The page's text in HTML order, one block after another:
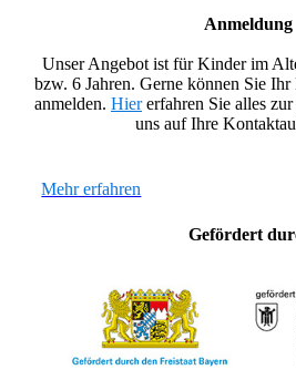
Anmeldung
Unser Angebot ist für Kinder im
bzw. 6 Jahren. Gerne können Sie
anmelden. Hiererfahren Sie alles
uns auf Ihre
Mehr erfahren
Gefördert